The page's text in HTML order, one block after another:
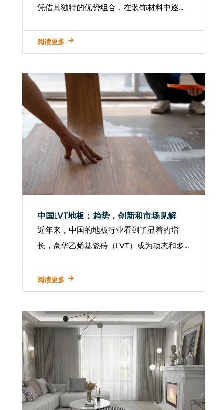
凭借其独特的优势组合，在装饰材料中逐渐
样的产品，许多消费者面临选择合适的乙烯
基瓷砖地板的挑战。 解码乙烯基地板的核心
性...
阅读更多
中国LVT地板：趋势，创新和市场见解
近年来，中国的地板行业看到了显着的增
长，豪华乙烯基瓷砖（LVT）成为动态和多
的吸引力，耐用性和实用性相结合而获得了
认可，这使其成为住宅，商业和酒店项目的
首选选择。随着城市化的加...
阅读更多